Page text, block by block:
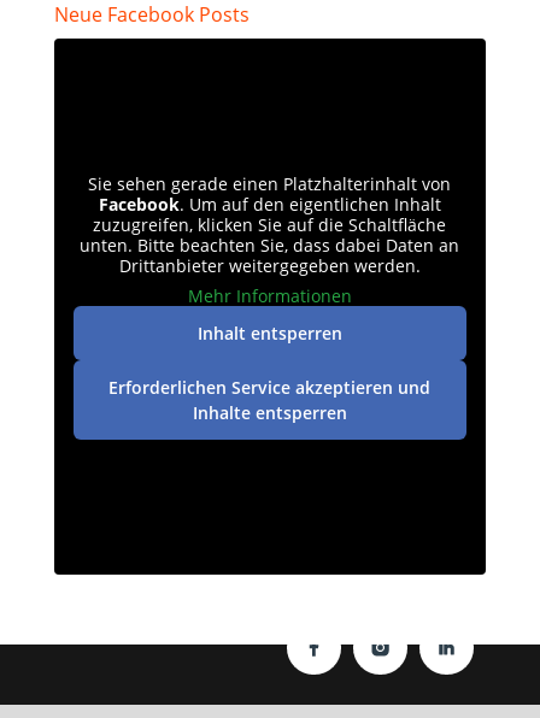
Neue Facebook Posts
Sie sehen gerade einen Platzhalterinhalt von
Facebook. Um auf den eigentlichen Inhalt
zuzugreifen, klicken Sie auf die Schaltfläche
unten. Bitte beachten Sie, dass dabei Daten an
Drittanbieter weitergegeben werden.
Mehr Informationen
Inhalt entsperren
Erforderlichen Service akzeptieren und
Inhalte entsperren
Datenschutz|Impressum| © perey-medien